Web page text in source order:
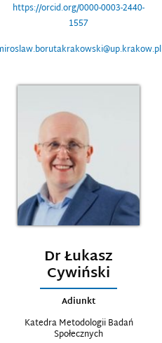
https://orcid.org/0000-0003-2440-
1557
Dr Łukasz
Cywiński
Adiunkt
Katedra Metodologii Badań
Społecznych